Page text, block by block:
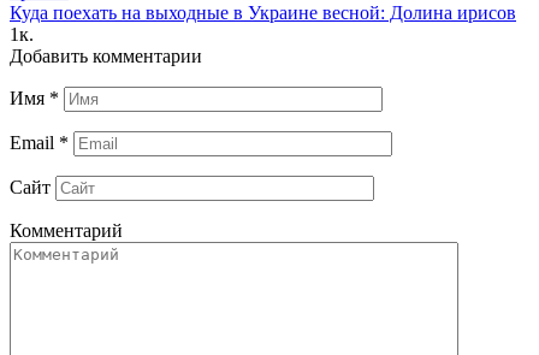
Куда поехать на выходные в Украине весной: Долина ирисов
1к.
Добавить комментарии
Имя *
Email *
Сайт
Комментарий